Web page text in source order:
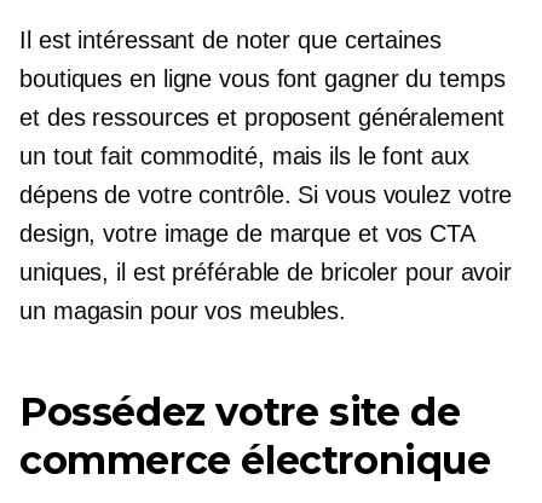
Il est intéressant de noter que certaines
boutiques en ligne vous font gagner du temps
et des ressources et proposent généralement
un tout faitcommodité, mais ils le font aux
dépens de votre contrôle. Si vous voulez votre
design, votre image de marque et vos CTA
uniques, il est préférable de bricoler pour avoir
un magasin pour vos meubles.
Possédez votre site de
commerce électronique